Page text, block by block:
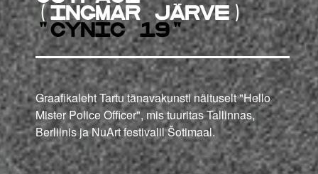
(Ingmar Järve)
"Cynic 19"
Graafikaleht Tartu tänavakunsti näituselt "Hello
Mister Police Officer", mis tuuritas Tallinnas,
Berliinis ja NuArt festivalil Šotimaal.